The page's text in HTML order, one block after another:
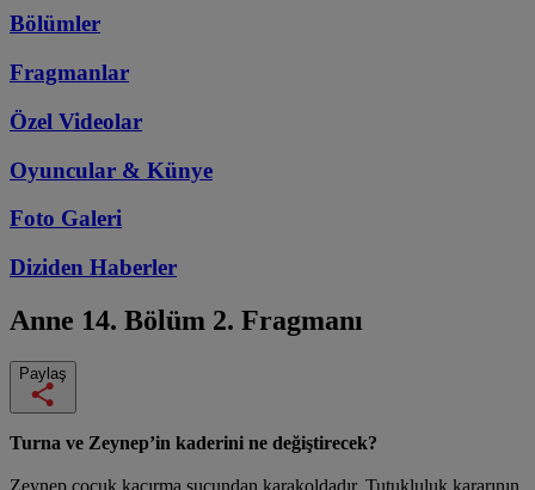
Bölümler
Fragmanlar
Özel Videolar
Oyuncular & Künye
Foto Galeri
Diziden Haberler
Anne 14. Bölüm 2. Fragmanı
Paylaş
Turna ve Zeynep’in kaderini ne değiştirecek?
Zeynep çocuk kaçırma suçundan karakoldadır. Tutukluluk kararının